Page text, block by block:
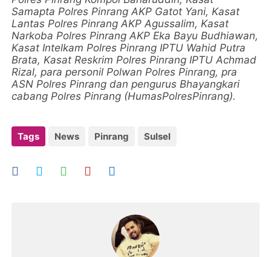
Samapta Polres Pinrang AKP Gatot Yani, Kasat
Lantas Polres Pinrang AKP Agussalim, Kasat
Narkoba Polres Pinrang AKP Eka Bayu Budhiawan,
Kasat Intelkam Polres Pinrang IPTU Wahid Putra
Brata, Kasat Reskrim Polres Pinrang IPTU Achmad
Rizal, para personil Polwan Polres Pinrang, pra
ASN Polres Pinrang dan pengurus Bhayangkari
cabang Polres Pinrang (HumasPolresPinrang).
Tags News Pinrang Sulsel